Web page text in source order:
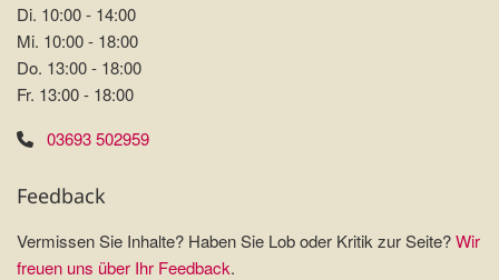
Di. 10:00 - 14:00
Mi. 10:00 - 18:00
Do. 13:00 - 18:00
Fr. 13:00 - 18:00
03693 502959
Feedback
Vermissen Sie Inhalte? Haben Sie Lob oder Kritik zur Seite?Wir
freuen uns über Ihr Feedback.